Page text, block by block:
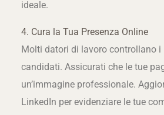
ideale.
4. Cura la Tua Presenza Online
Molti datori di lavoro controllano
candidati. Assicurati che le tue
un’immagine professionale.
LinkedIn per evidenziare le tue